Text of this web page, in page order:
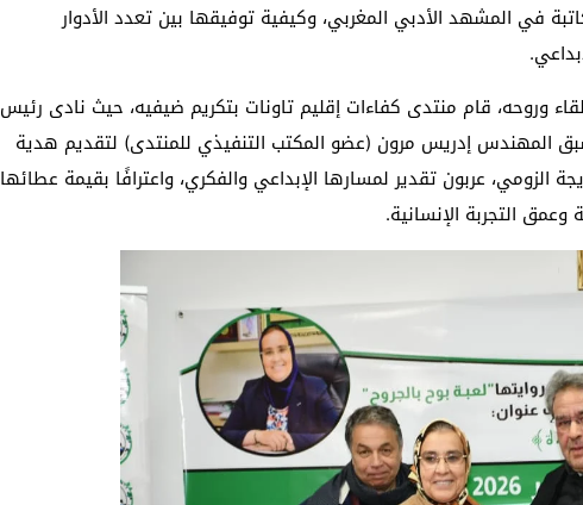
في المشهد الأدبي المغربي، وكيفية توفيقها بين تعدد الأدوار
وروحه، قام منتدى كفاءات إقليم تاونات بتكريم ضيفيه، حيث نادى رئيس
المهندس إدريس مرون (عضو المكتب التنفيذي للمنتدى) لتقديم هدية
الزومي، عربون تقدير لمسارها الإبداعي والفكري، واعترافًا بقيمة عطائها
التجربة الإنسانية.